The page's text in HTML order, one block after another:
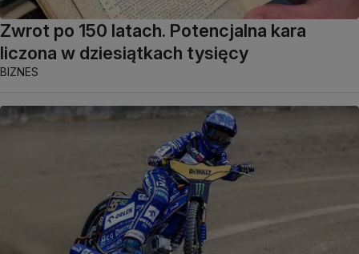
Zwrot po 150 latach. Potencjalna kara
liczona w dziesiątkach tysięcy
BIZNES